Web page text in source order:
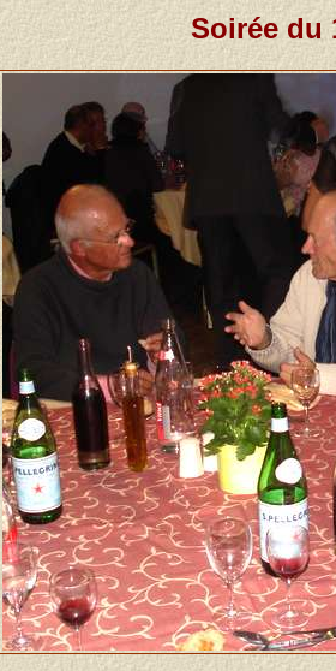
Soirée du